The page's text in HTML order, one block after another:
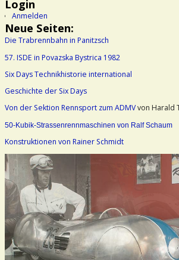
Login
Anmelden
Neue Seiten:
Die Trabrennbahn in Panitzsch
57. ISDE in Povazska Bystrica 1982
Six Days Technikhistorie international
Geschichte der Six Days
Von der Sektion Rennsport zum ADMVvon Harald
50-Kubik-Strassenrennmaschinen von Ralf Schaum
Konstruktionen von Rainer Schmidt